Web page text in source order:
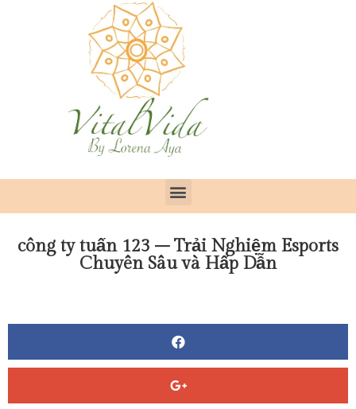
công ty tuấn 123 – Trải Nghiệm Esports
Chuyên Sâu và Hấp Dẫn